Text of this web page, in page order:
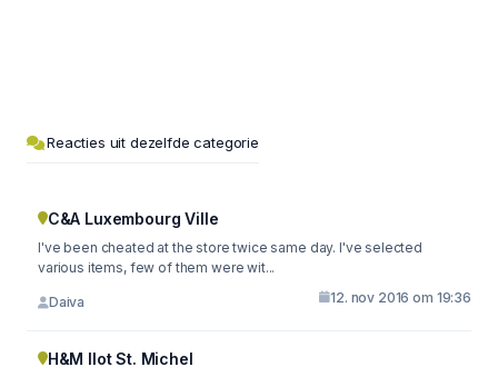
Reacties uit dezelfde categorie
C&A Luxembourg Ville
I've been cheated at the store twice same day. I've selected
various items, few of them were wit...
Daiva 12. nov 2016 om 19:36
H&M Ilot St. Michel